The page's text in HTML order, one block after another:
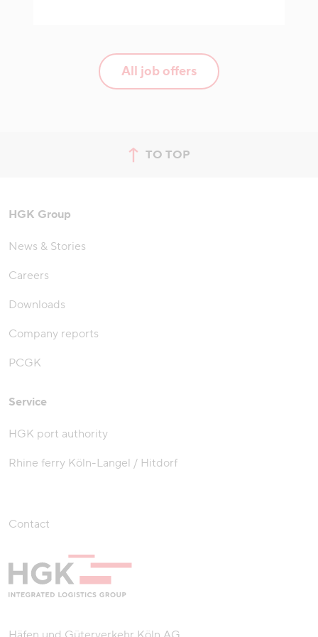
All job offers
TO TOP
jump to top of page
HGK Group
News & Stories
Careers
Downloads
Company reports
PCGK
Service
HGK port authority
Rhine ferry Köln-Langel / Hitdorf
Contact